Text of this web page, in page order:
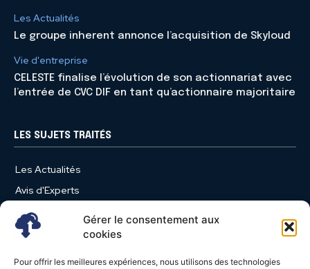
Gérer le consentement aux
cookies
Pour offrir les meilleures expériences, nous utilisons des technologies
Les Actualités
Le groupe inherent annonce l’acquisition de Skyloud
Vie d'entreprise
CELESTE finalise l’évolution de son actionnariat avec
l’entrée de CVC DIF en tant qu’actionnaire majoritaire
LES SUJETS TRAITÉS
Les Actualités
Avis d'Experts
Produits et Services
Vie d'entreprise